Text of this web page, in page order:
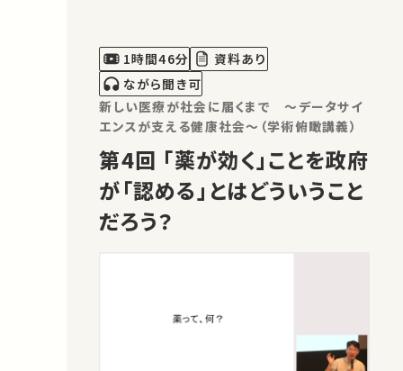
期間も短く長期的な有効性や安全性が
わからない）が多く、市販後に思わぬ
副…
1時間46分
資料あり
ながら聞き可
新しい医療が社会に届くまで ～データサイ
エンスが支える健康社会～（学術俯瞰講義）
第4回 「薬が効く」ことを政府
が「認める」とはどういうこと
だろう？